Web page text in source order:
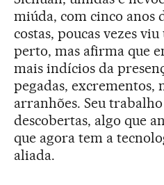
miúda, com cinco anos
costas, poucas vezes
perto, mas afirma que
mais indícios da
pegadas, excrementos,
arranhões. Seu
descobertas, algo que
que agora tem a
aliada.